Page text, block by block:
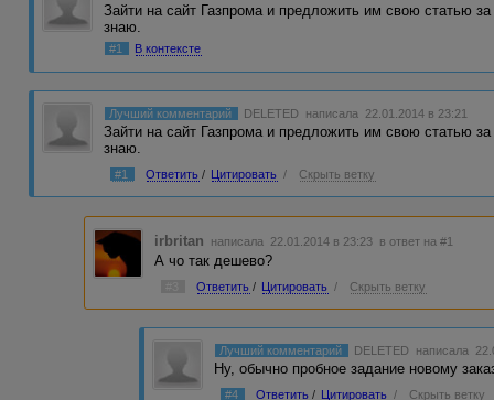
Зайти на сайт Газпрома и предложить им свою статью
знаю.
#1 В контексте
Лучший комментарий DELETED написала 22.01.2014 в 23:21
Зайти на сайт Газпрома и предложить им свою статью
знаю.
#1 Ответить / Цитировать / Скрыть ветку
irbritan написала 22.01.2014 в 23:23 в ответ на #1
А чо так дешево?
Ответить / Цитировать / Скрыть ветку
Лучший комментарий DELETED написала
Ну, обычно пробное задание новому
#4 Ответить / Цитировать / Скрыть ветку